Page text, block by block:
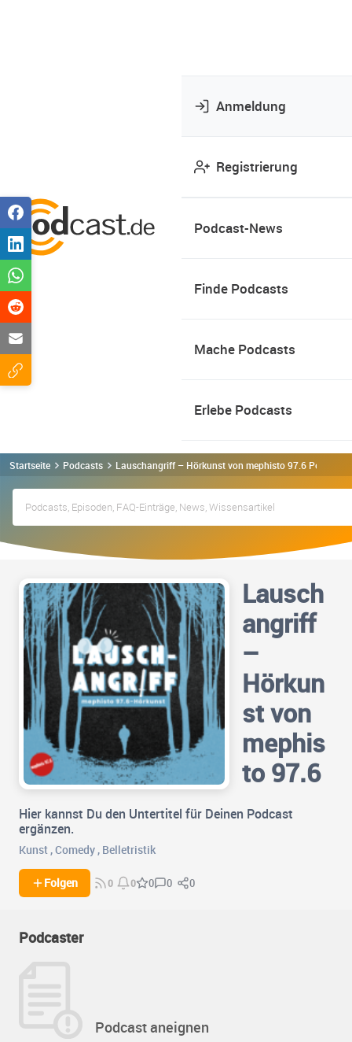
Anmeldung
Registrierung
Podcast-News
Finde Podcasts
Mache Podcasts
Erlebe Podcasts
Startseite Podcasts Lauschangriff – Hörkunst von mephisto 97.6 Podcast
Lausch
angriff
–
Hörkun
st von
mephis
to 97.6
Hier kannst Du den Untertitel für Deinen Podcast
ergänzen.
Kunst ,Comedy , Belletristik
Folgen 0 0 0 0 0
Podcaster
Podcast aneignen